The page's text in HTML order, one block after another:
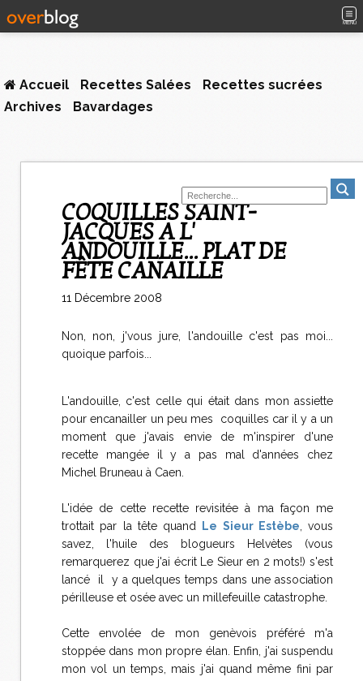
MENU
Accueil Recettes Salées
Recettes sucrées
Archives
Bavardages
COQUILLES SAINT-
JACQUES A L'
ANDOUILLE... PLAT DE
FÊTE CANAILLE
11 Décembre 2008
Non, non, j'vous jure, l'andouille c'est pas moi...
quoique parfois...
L'andouille, c'est celle qui était dans mon assiette
pour encanailler un peu mes coquilles car il y a un
moment que j'avais envie de m'inspirer d'une
recette mangée il y a pas mal d'années chez
Michel Bruneau à Caen.
L'idée de cette recette revisitée à ma façon me
trottait par la tête quand
Le Sieur Estèbe , vous
savez, l'huile des blogueurs Helvètes (vous
remarquerez que j'ai écrit Le Sieur en 2 mots!) s'est
lancé il y a quelques temps dans une association
périlleuse et osée avec un millefeuille catastrophe.
Cette envolée de mon genèvois préféré m'a
stoppée dans mon propre élan. Enfin, j'ai suspendu
mon vol un temps, mais j'ai quand même fini par